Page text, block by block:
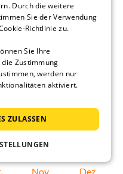
Nov Dez
Durch die weitere
Sie der Verwendung
Richtlinie zu.
Sie Ihre
Zustimmung
werden nur
aktiviert.
ZULASSEN